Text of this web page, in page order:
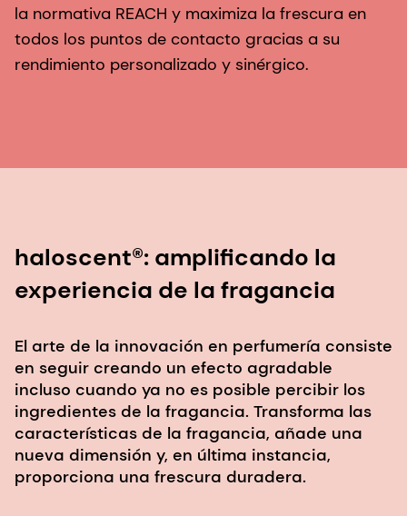
la normativa REACH y maximiza la frescura en
todos los puntos de contacto gracias a su
rendimiento personalizado y sinérgico.
haloscent®: amplificando la
experiencia de la fragancia
El arte de la innovación en perfumería consiste
en seguir creando un efecto agradable
incluso cuando ya no es posible percibir los
ingredientes de la fragancia. Transforma las
características de la fragancia, añade una
nueva dimensión y, en última instancia,
proporciona una frescura duradera.